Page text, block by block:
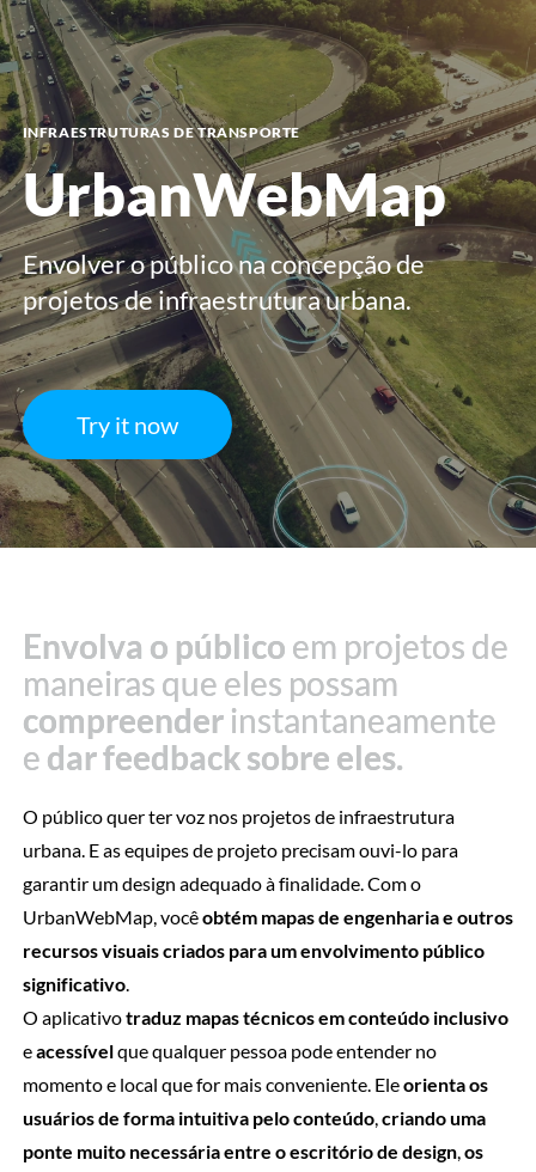
menu
INFRAESTRUTURAS DE TRANSPORTE
UrbanWebMap
Envolver o público na concepção de
projetos de infraestrutura urbana.
Try it now
Envolva o público em projetos de
maneiras que eles possam
compreenderinstantaneamente
e dar feedbacksobre eles.
Envolva o público em projetos de
maneiras que eles possam
compreenderinstantaneamente
e dar feedbacksobre eles.
O público quer ter voz nos projetos de infraestrutura
urbana. E as equipes de projeto precisam ouvi-lo para
garantir um design adequado à finalidade. Com o
UrbanWebMap, vocêobtém mapas de engenharia e outros
recursos visuais criados para um envolvimento público
significativo.
O aplicativotraduz mapas técnicos em conteúdo inclusivo
eacessívelque qualquer pessoa pode entender no
momento e local que for mais conveniente. Eleorienta os
usuários de forma intuitiva pelo conteúdo,criando uma
ponte muito necessária entre o escritório de design,os